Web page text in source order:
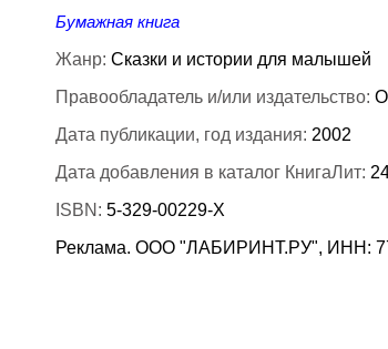
Бумажная книга
Жанр: Сказки и истории для малышей
Правообладатель и/или издательство:
Дата публикации, год издания: 2002
Дата добавления в каталог КнигаЛит:
ISBN: 5-329-00229-Х
Реклама. ООО "ЛАБИРИНТ.РУ", ИНН: